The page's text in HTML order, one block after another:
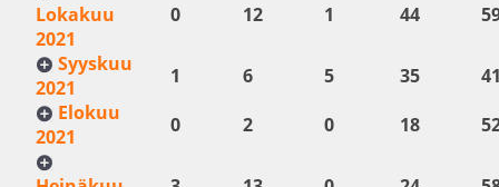
Lokakuu
2021
0 12 1 44
Syyskuu
2021
1 6 5 35
Elokuu
2021
0 2 0 18